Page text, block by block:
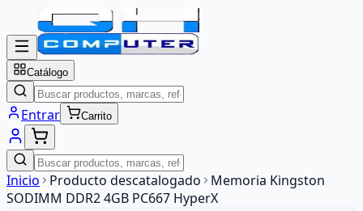
Catálogo
Entrar Carrito
Inicio Producto descatalogado
Memoria Kingston
SODIMM DDR2 4GB PC667 HyperX